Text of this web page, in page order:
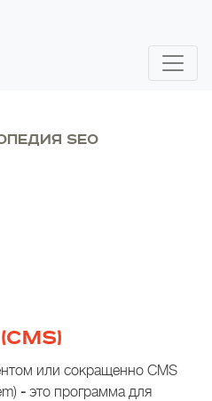
SEO
или сокращенно CMS
- это программа для